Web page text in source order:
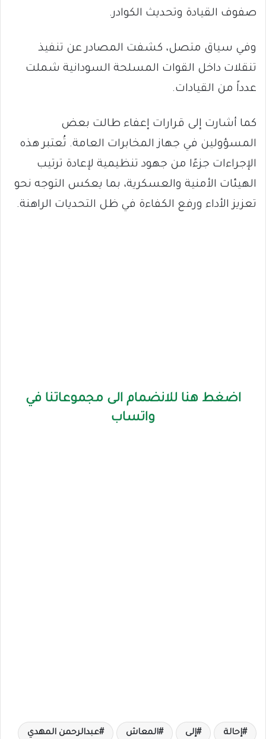
صفوف القيادة وتحديث الكوادر.
وفي سياق متصل، كشفت المصادر عن تنفيذ
تنقلات داخل القوات المسلحة السودانية شملت
عدداً من القيادات.
كما أشارت إلى قرارات إعفاء طالت بعض
المسؤولين في جهاز المخابرات العامة. تُعتبر هذه
الإجراءات جزءًا من جهود تنظيمية لإعادة ترتيب
الهيئات الأمنية والعسكرية، بما يعكس التوجه نحو
تعزيز الأداء ورفع الكفاءة في ظل التحديات الراهنة.
اضغط هنا للانضمام الى مجموعاتنا في
واتساب
إحالة إلى المعاش عبدالرحمن المهدي